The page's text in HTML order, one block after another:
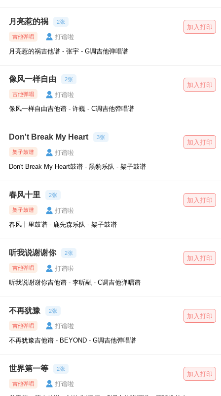
月亮惹的祸 2张
吉他弹唱
打谱啦
月亮惹的祸吉他谱 - 张宇 - G调吉他弹唱谱
加入打印
像风一样自由 2张
吉他弹唱
打谱啦
像风一样自由吉他谱 - 许巍 - C调吉他弹唱谱
加入打印
Don't Break My Heart 3张
架子鼓谱
打谱啦
Don't Break My Heart鼓谱 - 黑豹乐队 - 架子鼓谱
加入打印
春风十里 2张
架子鼓谱
打谱啦
春风十里鼓谱 - 鹿先森乐队 - 架子鼓谱
加入打印
听我说谢谢你 2张
吉他弹唱
打谱啦
听我说谢谢你吉他谱 - 李昕融 - C调吉他弹唱谱
加入打印
不再犹豫 2张
吉他弹唱
打谱啦
不再犹豫吉他谱 - BEYOND - G调吉他弹唱谱
加入打印
世界第一等 2张
吉他弹唱
打谱啦
加入打印